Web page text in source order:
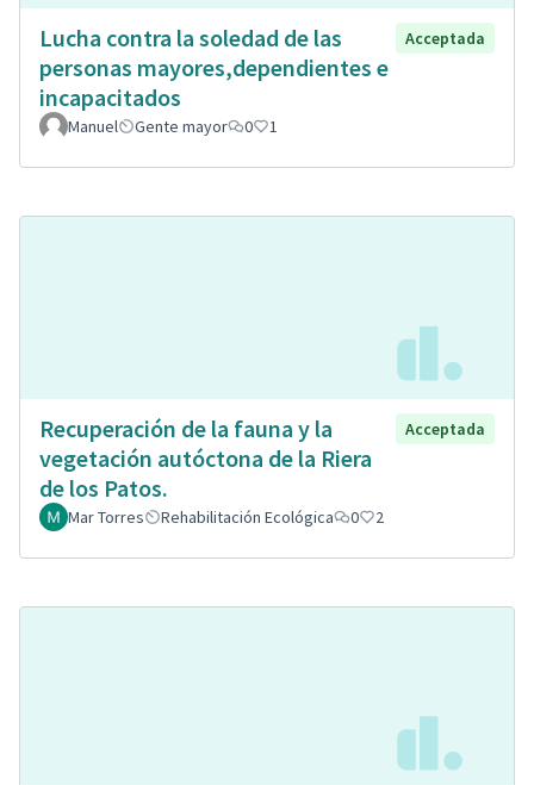
Lucha contra la soledad de las
personas mayores,dependientes e
incapacitados
Acceptada
Manuel Gente mayor 0 1
Recuperación de la fauna y la
vegetación autóctona de la Riera
de los Patos.
Acceptada
Mar Torres Rehabilitación Ecológica 0 2